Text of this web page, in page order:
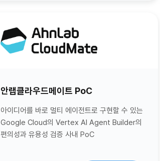
안랩클라우드메이트 PoC
아이디어를 바로 멀티 에이전트로 구현할 수 있는
Google Cloud의 Vertex AI Agent Builder의
편의성과 유용성 검증 사내 PoC